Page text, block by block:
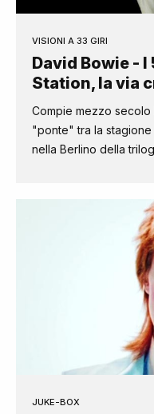
VISIONI A 33 GIRI
David Bowie -
Station, la via
Compie mezzo
"ponte" tra la stagione
nella Berlino della
JUKE-BOX